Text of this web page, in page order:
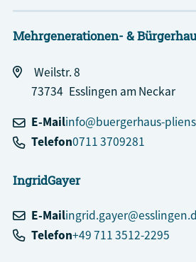
Mehrgenerationen- &
Weilstr. 8
73734 Esslingen am Neckar
E-Mailinfo@buergerhaus-
Telefon0711 3709281
IngridGayer
E-Mail
Telefon+49 711 3512-2295